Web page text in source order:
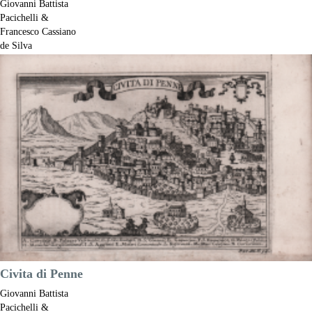
Giovanni Battista
Pacichelli &
Francesco Cassiano
de Silva
Misure:
185 x 140 mm
Anno:
1703
Luogo di Stampa:
Napoli
Prezzo
Anteprima
DESCRIZIONE
Civita di Penne
Giovanni Battista
Pacichelli &